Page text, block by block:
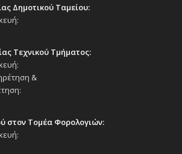
Δημοτικού Ταμείου:
Τεχνικού Τμήματος:
&
στον Τομέα Φορολογιών: